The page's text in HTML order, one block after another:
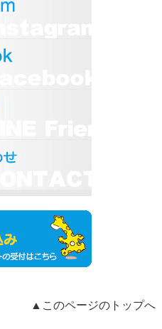
▲このページのトップへ